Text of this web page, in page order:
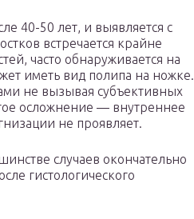
40-50 лет, и выявляется с
встречается крайне
часто обнаруживается на
иметь вид полипа на ножке.
не вызывая субъективных
осложнение — внутреннее
не проявляет.
случаев окончательно
гистологического